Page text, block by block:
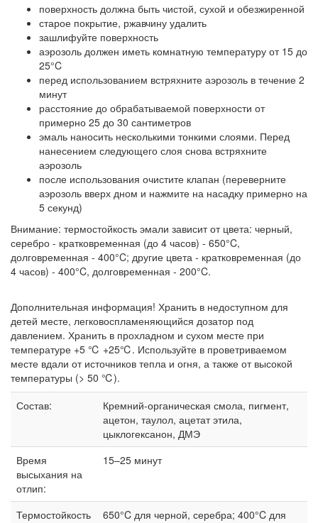
поверхность должна быть чистой, сухой и обезжиренной
старое покрытие, ржавчину удалить
зашлифуйте поверхность
аэрозоль должен иметь комнатную температуру от 15 до
25°C
перед использованием встряхните аэрозоль в течение 2
минут
расстояние до обрабатываемой поверхности от
примерно 25 до 30 сантиметров
эмаль наносить несколькими тонкими слоями. Перед
нанесением следующего слоя снова встряхните
аэрозоль
после использования очистите клапан (переверните
аэрозоль вверх дном и нажмите на насадку примерно на
5 секунд)
Внимание: термостойкость эмали зависит от цвета: черный,
серебро - кратковременная (до 4 часов) - 650°C,
долговременная - 400°C; другие цвета - кратковременная (до
4 часов) - 400°C, долговременная - 200°C.
Дополнительная информация! Хранить в недоступном для
детей месте, легковоспламеняющийся дозатор под
давлением. Хранить в прохладном и сухом месте при
температуре +5 ℃ +25℃. Используйте в проветриваемом
месте вдали от источников тепла и огня, а также от высокой
температуры (> 50 ℃).
Состав:
Кремний-органическая смола, пигмент,
ацетон, таулол, ацетат этила,
цыклогексанон, ДМЭ
Время
высыхания на
отлип:
15–25 минут
Термостойкость
650°C для черной, серебра; 400°C для